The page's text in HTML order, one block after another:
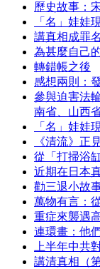
歷史故事：
「名」娃娃
講真相成罪
為甚麼自己
轉錯帳之後
感想兩則：
參與迫害法
南省、山西
「名」娃娃
《清流》正
從「打掃浴
近期在日本
勸三退小故
萬物有言：
重症來襲遇
連環畫：他
上半年中共
講清真相（